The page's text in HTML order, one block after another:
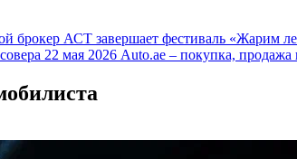
брокер АСТ завершает фестиваль «Жарим
22 мая 2026 Auto.ae – покупка, продажа